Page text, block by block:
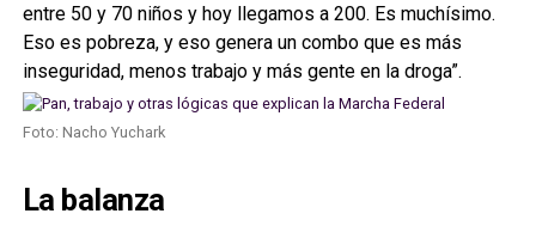
entre 50 y 70 niños y hoy llegamos a 200. Es muchísimo.
Eso es pobreza, y eso genera un combo que es más
inseguridad, menos trabajo y más gente en la droga”.
Foto: Nacho Yuchark
La balanza